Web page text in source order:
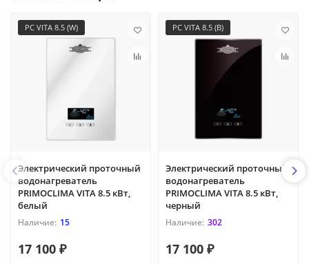
PC VITA 8.5 (W)
Электрический проточный
водонагреватель
PRIMOCLIMA VITA 8.5 кВт,
белый
15
17 100 ₽
PC VITA 8.5 (B)
Электрический проточный
водонагреватель
PRIMOCLIMA VITA 8.5 кВт,
черный
302
17 100 ₽